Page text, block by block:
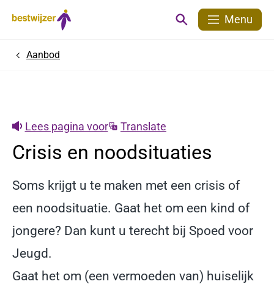
Menu
HomeAanbod
Lees pagina voor Translate
Crisis en noodsituaties
Soms krijgt u te maken met een crisis of
een noodsituatie. Gaat het om een kind of
jongere? Dan kunt u terecht bij Spoed voor
Jeugd.
Gaat het om (een vermoeden van) huiselijk